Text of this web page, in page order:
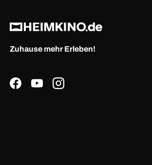
Zuhause mehr Erleben!
FacebookYouTubeInstagram